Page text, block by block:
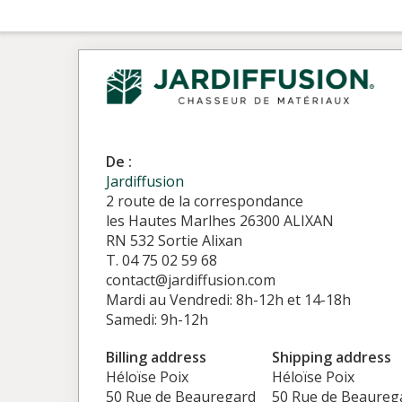
De :
Jardiffusion
2 route de la correspondance
les Hautes Marlhes 26300 ALIXAN
RN 532 Sortie Alixan
T. 04 75 02 59 68
contact@jardiffusion.com
Mardi au Vendredi: 8h-12h et 14-18h
Samedi: 9h-12h
Billing address
Héloïse Poix
50 Rue de Beauregard
Shipping address
Héloïse Poix
50 Rue de